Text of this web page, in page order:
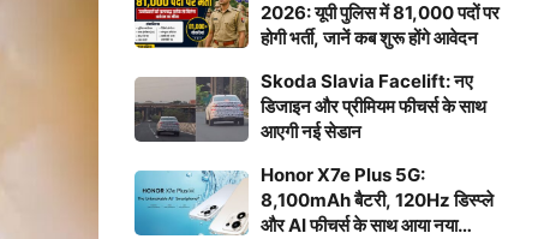
2026: यूपी पुलिस में 81,000 पदों पर
होगी भर्ती, जानें कब शुरू होंगे आवेदन
Skoda Slavia Facelift: नए
डिजाइन और प्रीमियम फीचर्स के साथ
आएगी नई सेडान
Honor X7e Plus 5G:
8,100mAh बैटरी, 120Hz डिस्प्ले
और AI फीचर्स के साथ आया नया